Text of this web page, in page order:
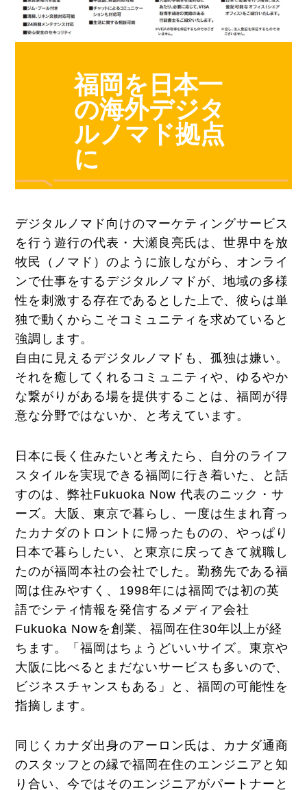
福岡を日本一
の海外デジタ
ルノマド拠点
に
デジタルノマド向けのマーケティングサービス
を行う遊行の代表・大瀬良亮氏は、世界中を放
牧民（ノマド）のように旅しながら、オンライ
ンで仕事をするデジタルノマドが、地域の多様
性を刺激する存在であるとした上で、彼らは単
独で動くからこそコミュニティを求めていると
強調します。
自由に見えるデジタルノマドも、孤独は嫌い。
それを癒してくれるコミュニティや、ゆるやか
な繋がりがある場を提供することは、福岡が得
意な分野ではないか、と考えています。
日本に長く住みたいと考えたら、自分のライフ
スタイルを実現できる福岡に行き着いた、と話
すのは、弊社Fukuoka Now 代表のニック・サ
ーズ。大阪、東京で暮らし、一度は生まれ育っ
たカナダのトロントに帰ったものの、やっぱり
日本で暮らしたい、と東京に戻ってきて就職し
たのが福岡本社の会社でした。勤務先である福
岡は住みやすく、1998年には福岡では初の英
語でシティ情報を発信するメディア会社
Fukuoka Nowを創業、福岡在住30年以上が経
ちます。「福岡はちょうどいいサイズ。東京や
大阪に比べるとまだないサービスも多いので、
ビジネスチャンスもある」と、福岡の可能性を
指摘します。
同じくカナダ出身のアーロン氏は、カナダ通商
のスタッフとの縁で福岡在住のエンジニアと知
り合い、今ではそのエンジニアがパートナーと